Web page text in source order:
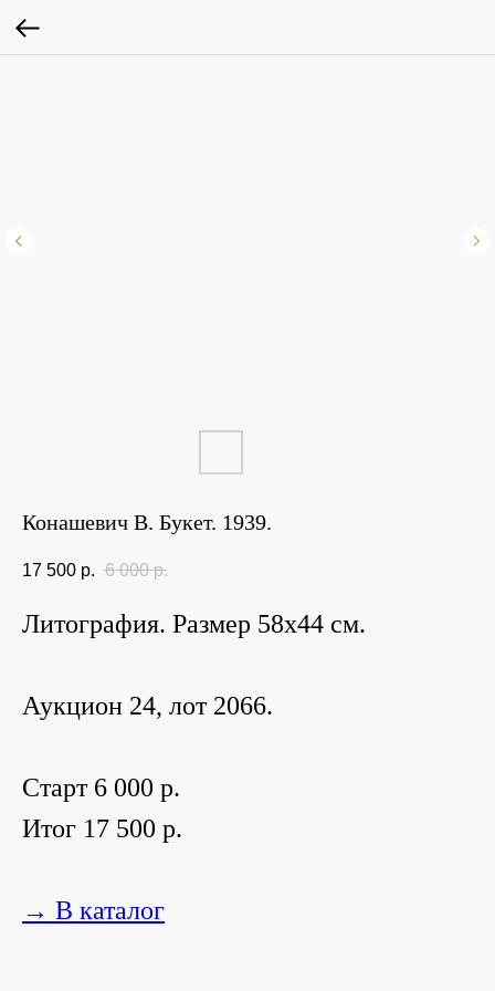
Конашевич В. Букет. 1939.
17 500 р. 6 000 р.
Литография. Размер 58х44 см.
Аукцион 24, лот 2066.
Старт 6 000 р.
Итог 17 500 р.
→ В каталог